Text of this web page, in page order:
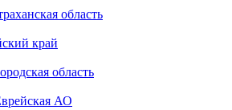
область
край
область
АО